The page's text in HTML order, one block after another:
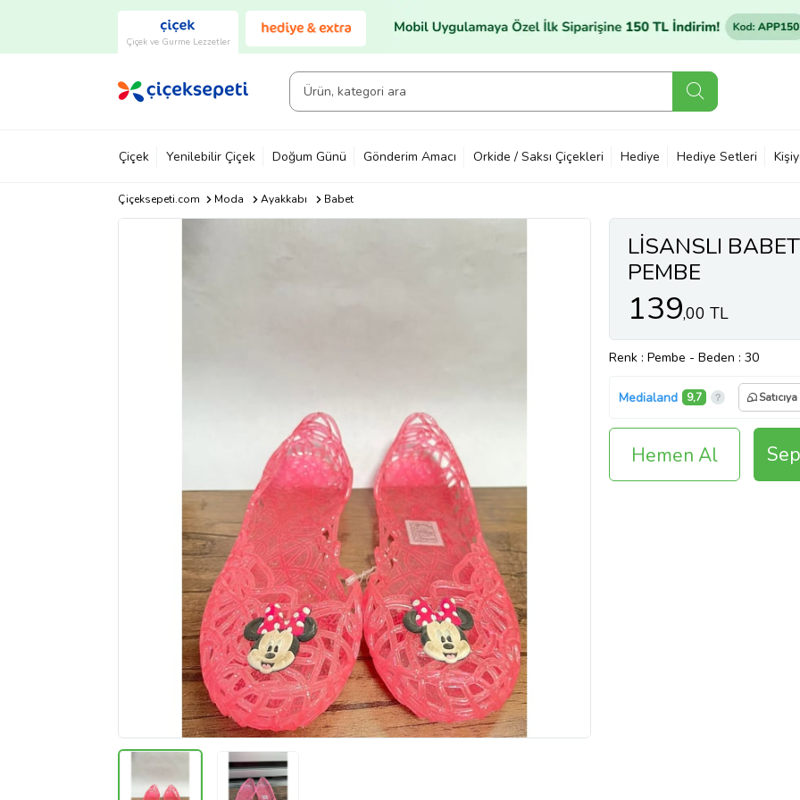
Çiçek ve Gurme Lezzetler
Çiçek Yenilebilir Çiçek Doğum Günü Gönderim Amacı Orkide / Saksı Çiçekleri Hediye Hediye Setleri
Çiçeksepeti.com Moda Ayakkabı Babet
LİSANSLI
PEMBE
139,00 TL
Renk : Pembe - Beden : 30
Medialand 9,7
Hemen Al